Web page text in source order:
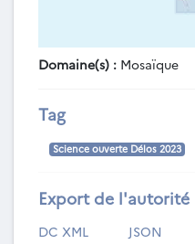
Domaine(s) : Mosaïque
Tag
Science ouverte Délos 2023
Export de l'autorité
DC XML JSON